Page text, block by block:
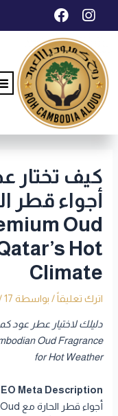
تخطي I
n
s
t
a
g
r
a
m
F
a
c
e
b
o
o
k
كيف تختار
Oud
Hot
Climate
اترك تعليقاً / بواسطة 17 يونيو 2026
Oud Fragrance
for Hot Weather
Meta Description:
Post
navigation